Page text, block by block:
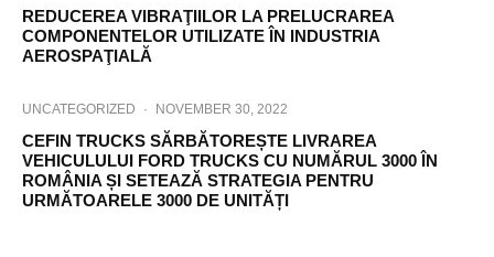
REDUCEREA VIBRAŢIILOR LA PRELUCRAREA
COMPONENTELOR UTILIZATE ÎN INDUSTRIA
AEROSPAŢIALĂ
UNCATEGORIZED · NOVEMBER 30, 2022
CEFIN TRUCKS SĂRBĂTOREȘTE LIVRAREA
VEHICULULUI FORD TRUCKS CU NUMĂRUL 3000 ÎN
ROMÂNIA ȘI SETEAZĂ STRATEGIA PENTRU
URMĂTOARELE 3000 DE UNITĂȚI